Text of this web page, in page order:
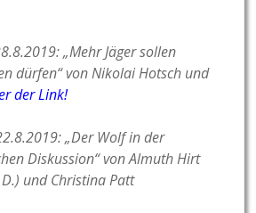
„Mehr Jäger sollen
dürfen“ von Nikolai Hotsch und
der Link!
„Der Wolf in der
Diskussion“von Almuth Hirt
und Christina Patt